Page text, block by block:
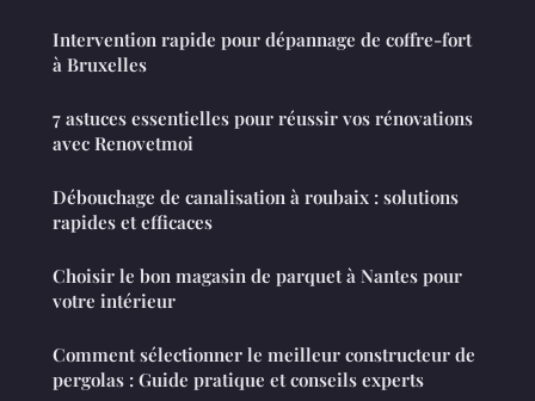
Intervention rapide pour dépannage de coffre-fort
à Bruxelles
7 astuces essentielles pour réussir vos rénovations
avec Renovetmoi
Débouchage de canalisation à roubaix : solutions
rapides et efficaces
Choisir le bon magasin de parquet à Nantes pour
votre intérieur
Comment sélectionner le meilleur constructeur de
pergolas : Guide pratique et conseils experts